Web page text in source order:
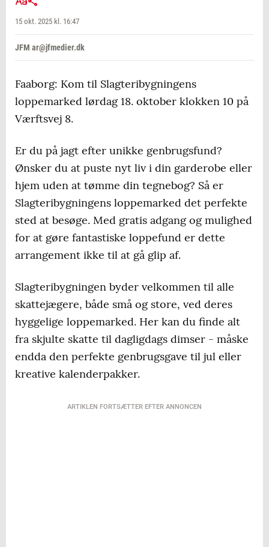
15 okt. 2025 kl. 16:47
JFM ar@jfmedier.dk
Faaborg: Kom til Slagteribygningens
loppemarked lørdag 18. oktober klokken 10 på
Værftsvej 8.
Er du på jagt efter unikke genbrugsfund?
Ønsker du at puste nyt liv i din garderobe eller
hjem uden at tømme din tegnebog? Så er
Slagteribygningens loppemarked det perfekte
sted at besøge. Med gratis adgang og mulighed
for at gøre fantastiske loppefund er dette
arrangement ikke til at gå glip af.
Slagteribygningen byder velkommen til alle
skattejægere, både små og store, ved deres
hyggelige loppemarked. Her kan du finde alt
fra skjulte skatte til dagligdags dimser - måske
endda den perfekte genbrugsgave til jul eller
kreative kalenderpakker.
ARTIKLEN FORTSÆTTER EFTER ANNONCEN